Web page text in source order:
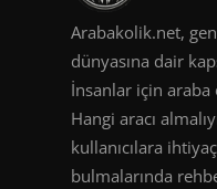
Arabakolik.net,
dünyasına dair
İnsanlar için
Hangi aracı
kullanıcılara
bulmalarında